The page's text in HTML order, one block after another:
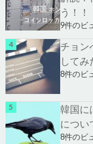
う！！
9件のビ
チョン
して
8件のビ
韓国に
につい
8件のビ